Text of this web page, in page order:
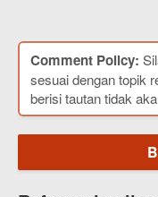
Comment Policy:
sesuai dengan topik
berisi tautan tidak